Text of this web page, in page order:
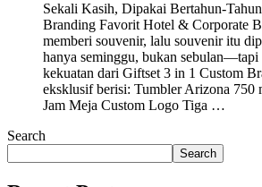
Sekali Kasih, Dipakai Bertahun-
Branding Favorit Hotel & Corporate
memberi souvenir, lalu souvenir itu
hanya seminggu, bukan sebulan—tapi
kekuatan dari Giftset 3 in 1 Custom
eksklusif berisi: Tumbler Arizona 750
Jam Meja Custom Logo Tiga …
Search
Search